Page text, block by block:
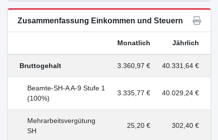
Zusammenfassung Einkommen und Steuern
Monatlich Jährlich
Bruttogehalt 3.360,97 € 40.331,64 €
Beamte-SH-A A-9 Stufe 1
(100%)
3.335,77 € 40.029,24 €
Mehrarbeitsvergütung
SH
25,20 € 302,40 €